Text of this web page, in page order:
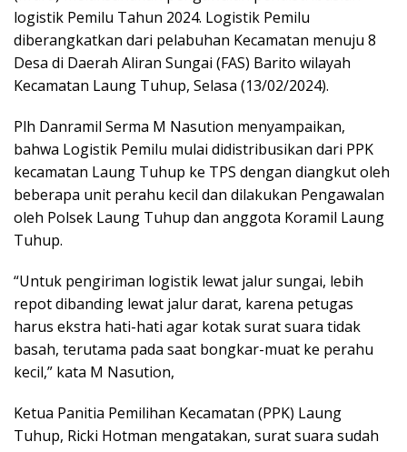
logistik Pemilu Tahun 2024. Logistik Pemilu
diberangkatkan dari pelabuhan Kecamatan menuju 8
Desa di Daerah Aliran Sungai (FAS) Barito wilayah
Kecamatan Laung Tuhup, Selasa (13/02/2024).
Plh Danramil Serma M Nasution menyampaikan,
bahwa Logistik Pemilu mulai didistribusikan dari PPK
kecamatan Laung Tuhup ke TPS dengan diangkut oleh
beberapa unit perahu kecil dan dilakukan Pengawalan
oleh Polsek Laung Tuhup dan anggota Koramil Laung
Tuhup.
“Untuk pengiriman logistik lewat jalur sungai, lebih
repot dibanding lewat jalur darat, karena petugas
harus ekstra hati-hati agar kotak surat suara tidak
basah, terutama pada saat bongkar-muat ke perahu
kecil,” kata M Nasution,
Ketua Panitia Pemilihan Kecamatan (PPK) Laung
Tuhup, Ricki Hotman mengatakan, surat suara sudah